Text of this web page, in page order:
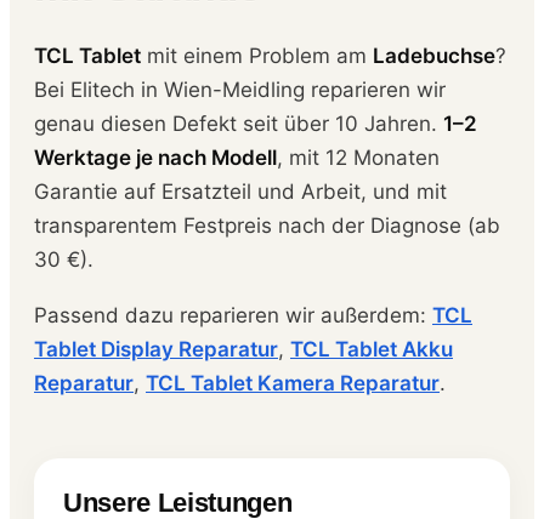
TCL Tablet mit einem Problem am Ladebuchse?
Bei Elitech in Wien-Meidling reparieren wir
genau diesen Defekt seit über 10 Jahren. 1–2
Werktage je nach Modell, mit 12 Monaten
Garantie auf Ersatzteil und Arbeit, und mit
transparentem Festpreis nach der Diagnose (ab
30 €).
Passend dazu reparieren wir außerdem: TCL
Tablet Display Reparatur, TCL Tablet Akku
Reparatur, TCL Tablet Kamera Reparatur.
Unsere Leistungen